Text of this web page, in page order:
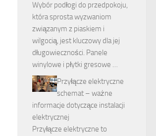
Wybór podłogi do przedpokoju,
która sprosta wyzwaniom
związanym z piaskiem i
wilgocią, jest kluczowy dla jej
długowieczności. Panele
winylowe i płytki gresowe …
Przyłącze elektryczne
schemat – ważne
informacje dotyczące instalacji
elektrycznej
Przyłącze elektryczne to